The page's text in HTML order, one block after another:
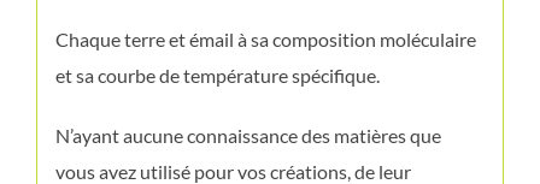
Chaque terre et émail à sa composition moléculaire
et sa courbe de température spécifique.
N’ayant aucune connaissance des matières que
vous avez utilisé pour vos créations, de leur